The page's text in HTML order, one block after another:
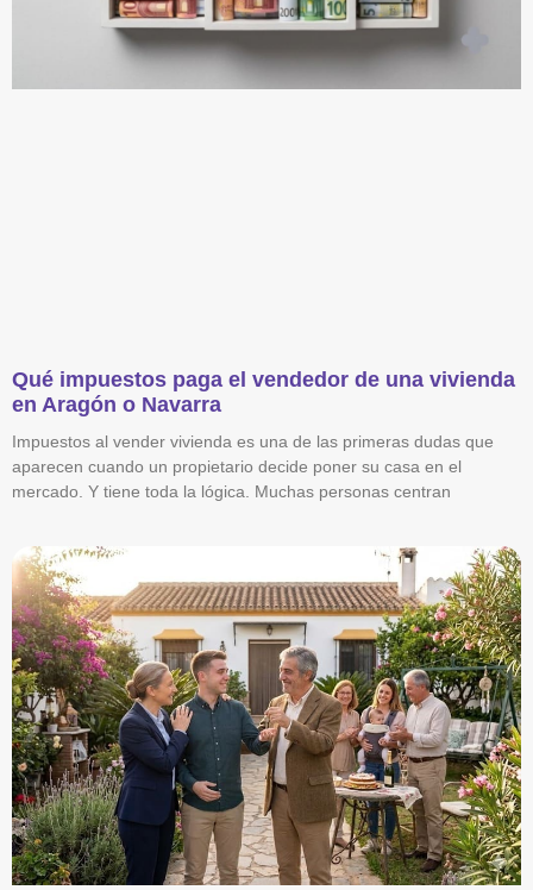
Qué impuestos paga el vendedor de una vivienda
en Aragón o Navarra
Impuestos al vender vivienda es una de las primeras dudas que
aparecen cuando un propietario decide poner su casa en el
mercado. Y tiene toda la lógica. Muchas personas centran